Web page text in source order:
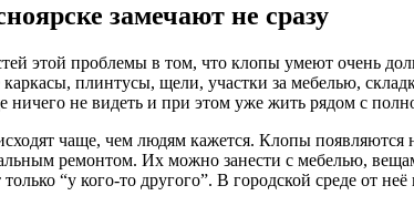
замечают не сразу
этой проблемы в том, что клопы умеют очень
плинтусы, щели, участки за мебелью,
не видеть и при этом уже жить рядом с
чаще, чем людям кажется. Клопы
ремонтом. Их можно занести с мебелью,
“у кого-то другого”. В городской среде от